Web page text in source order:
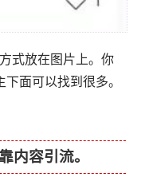
式放在图片上。你
面可以找到很多。
内容引流。